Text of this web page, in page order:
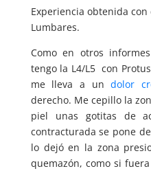
Experiencia obtenida
Lumbares.
Como en otros
tengo la L4/L5 con
me lleva a undolor
derecho. Me cepillo la
piel unas gotitas de
contracturada se pone
lo dejó en la zona
quemazón, como si